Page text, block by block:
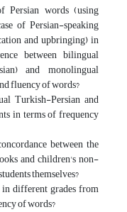
words (using
of Persian-speaking
and upbringing) in
between bilingual
and monolingual
fluency of words?
Turkish-Persian and
in terms of frequency
between the
and children's non-
themselves?
different grades from
of words?